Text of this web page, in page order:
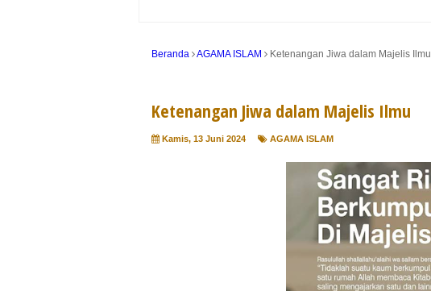
Beranda AGAMA ISLAM Ketenangan Jiwa dalam Majelis Ilmu
Ketenangan Jiwa dalam Majelis Ilmu
Kamis, 13 Juni 2024 AGAMA ISLAM